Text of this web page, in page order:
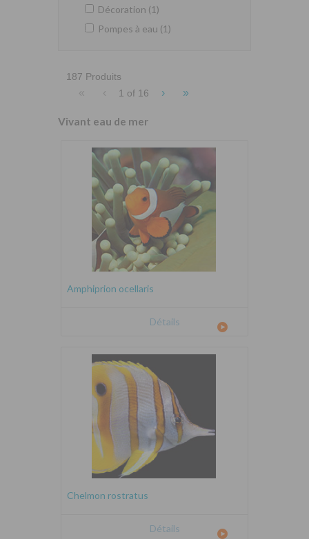
Décoration (1)
Pompes à eau (1)
187 Produits
« ‹ 1 of 16 › »
Vivant eau de mer
Amphiprion ocellaris
Détails
Chelmon rostratus
Détails